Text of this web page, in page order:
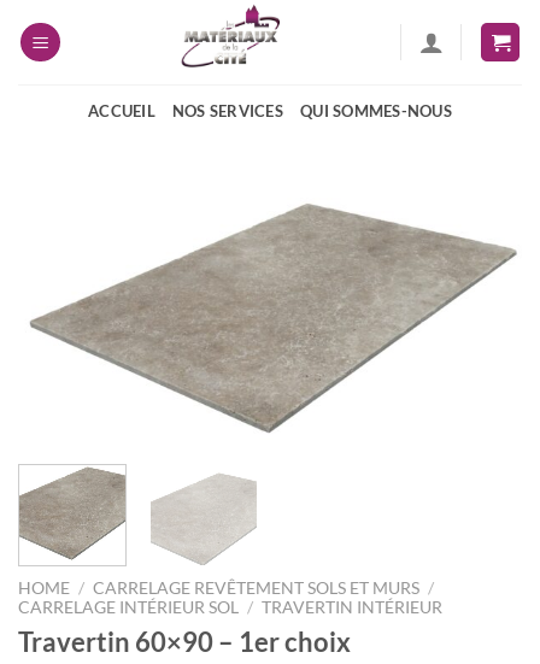
ACCUEIL NOS SERVICES QUI SOMMES-NOUS
HOME / CARRELAGE REVÊTEMENT SOLS ET MURS /
CARRELAGE INTÉRIEUR SOL
/ TRAVERTIN INTÉRIEUR
Travertin 60×90 – 1er choix